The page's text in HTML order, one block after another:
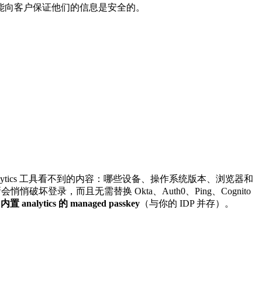
客户保证他们的信息是安全的。
工具看不到的内容：哪些设备、操作系统版本、浏览器和
悄悄破坏登录，而且无需替换 Okta、Auth0、Ping、Cognito
内置 analytics 的 managed passkey （与你的 IDP 并存）。